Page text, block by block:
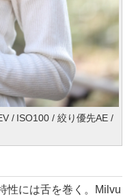
/ ISO100 / 絞り優先AE /
性には舌を巻く。Milvu